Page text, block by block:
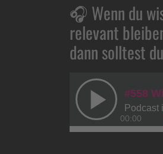
🎧 Wenn du
relevant
dann solltest